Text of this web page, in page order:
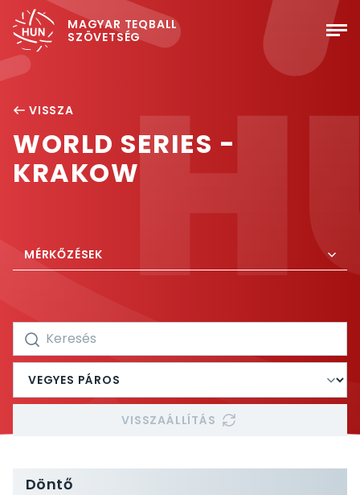
MAGYAR TEQBALL
SZÖVETSÉG
VISSZA
WORLD SERIES -
KRAKOW
MÉRKŐZÉSEK
VISSZAÁLLÍTÁS
Döntő